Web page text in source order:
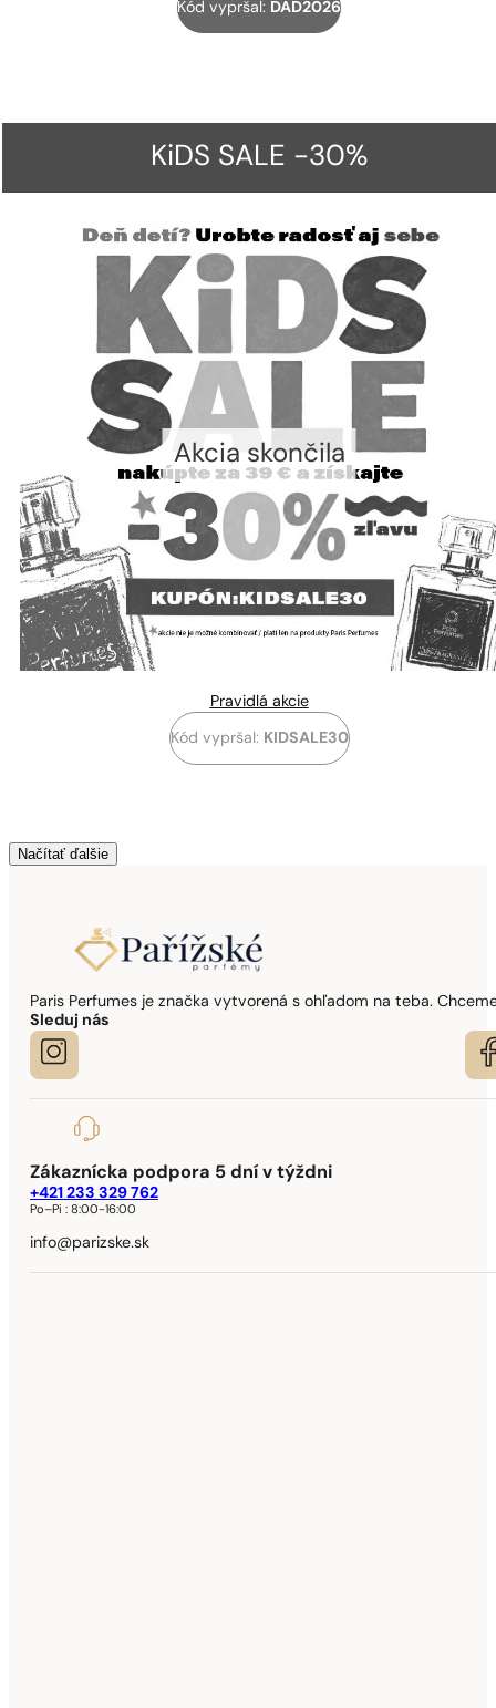
Kód vypršal: DAD2026
KiDS SALE -30%
Pravidlá akcie
Kód vypršal: KIDSALE30
Akcia skončila
Načítať ďalšie
Paris Perfumes je značka vytvorená s ohľadom na teba.
Sleduj nás
Zákaznícka podpora 5 dní v týždni
+421 233 329 762
Po–Pi :8:00-16:00
info@parizske.sk